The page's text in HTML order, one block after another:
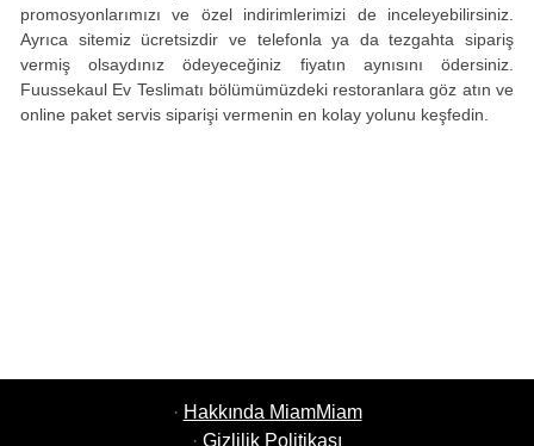
promosyonlarımızı ve özel indirimlerimizi de inceleyebilirsiniz.
Ayrıca sitemiz ücretsizdir ve telefonla ya da tezgahta sipariş
vermiş olsaydınız ödeyeceğiniz fiyatın aynısını ödersiniz.
Fuussekaul Ev Teslimatı bölümümüzdeki restoranlara göz atın ve
online paket servis siparişi vermenin en kolay yolunu keşfedin.
· Hakkında MiamMiam
· Gizlilik Politikası